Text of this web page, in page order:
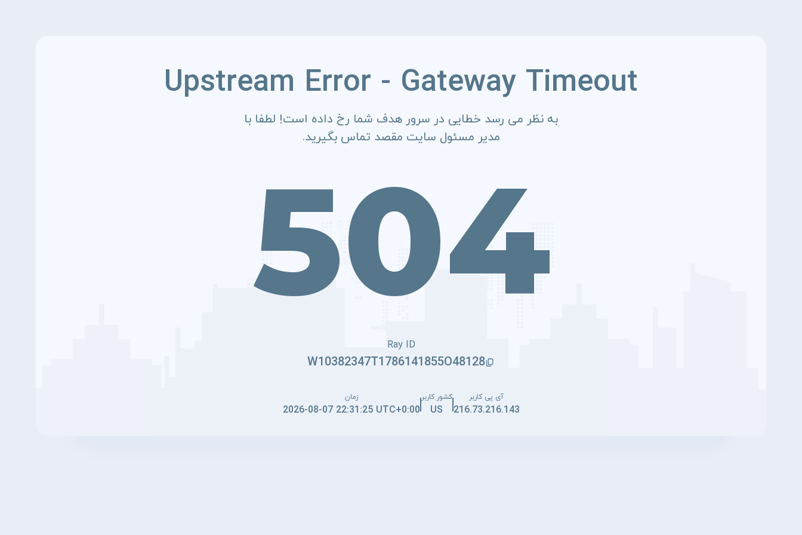
Upstream Error - Gateway Timeout
به نظر می رسد خطایی در سرور هدف شما رخ داده است! لطفا با
مدیر مسئول سایت مقصد تماس بگیرید.
504
Ray ID
W10382347T1786141855O48128
آی پی کاربر
216.73.216.143
کشور کاربر
US
زمان
2026-08-07 22:31:25 UTC+0:00